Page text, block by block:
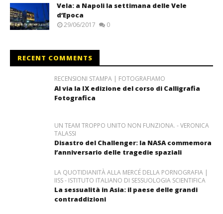
Vela: a Napoli la settimana delle Vele
d’Epoca
29/06/2017 0
RECENT COMMENTS
RECENSIONI STAMPA | FOTOGRAFIAMO
Al via la IX edizione del corso di Calligrafia
Fotografica
UN TEAM TROPPO UNITO NON FUNZIONA. - VERONICA
TALASSI
Disastro del Challenger: la NASA commemora
l’anniversario delle tragedie spaziali
LA QUOTIDIANITÀ ALLA MERCÉ DELLA PORNOGRAFIA |
IISS - ISTITUTO ITALIANO DI SESSUOLOGIA SCIENTIFICA
La sessualità in Asia: il paese delle grandi
contraddizioni